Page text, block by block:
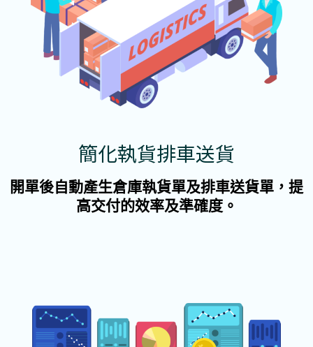
簡化執貨排車送貨
開單後自動產生倉庫執貨單及排車送貨單，提
高交付的效率及準確度。